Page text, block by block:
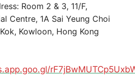
Room 2 & 3, 11/F,
Centre, 1A Sai Yeung Choi
Kowloon, Hong Kong